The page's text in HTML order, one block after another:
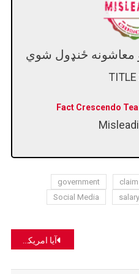
معاشونه ځنډول شوي
Fact Crescendo
government
Social Media
آیا امریکایي ځواکونه به افغانستان ته یو ځل بیا ستانه شي؟